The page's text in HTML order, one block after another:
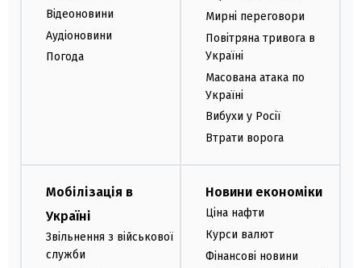
Відеоновини
Аудіоновини
Погода
Мирні переговори
Повітряна тривога в
Україні
Масована атака по
Україні
Вибухи у Росії
Втрати ворога
Мобілізація в
Україні
Звільнення з військової
служби
Новини економіки
Ціна нафти
Курси валют
Фінансові новини